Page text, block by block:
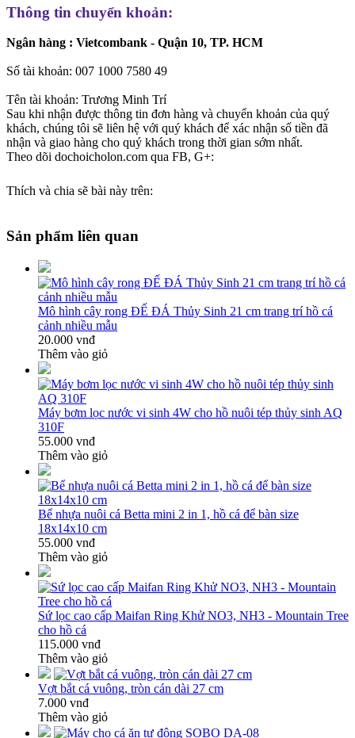
Thông tin chuyển khoản:
Ngân hàng : Vietcombank - Quận 10, TP. HCM
Số tài khoản: 007 1000 7580 49
Tên tài khoản: Trương Minh Trí
Sau khi nhận được thông tin đơn hàng và chuyển khoản của quý
khách, chúng tôi sẽ liên hệ với quý khách để xác nhận số tiền đã
nhận và giao hàng cho quý khách trong thời gian sớm nhất.
Theo dõi dochoicholon.com qua FB, G+:
Thích và chia sẽ bài này trên:
Sản phẩm liên quan
Mô hình cây rong ĐẾ ĐÁ Thủy Sinh 21 cm trang trí hồ cá
cảnh nhiều mẫu
20.000 vnđ
Thêm vào giỏ
Máy bơm lọc nước vi sinh 4W cho hồ nuôi tép thủy sinh AQ
310F
55.000 vnđ
Thêm vào giỏ
Bể nhựa nuôi cá Betta mini 2 in 1, hồ cá để bàn size
18x14x10 cm
55.000 vnđ
Thêm vào giỏ
Sứ lọc cao cấp Maifan Ring Khử NO3, NH3 - Mountain Tree
cho hồ cá
115.000 vnđ
Thêm vào giỏ
Vợt bắt cá vuông, tròn cán dài 27 cm
7.000 vnđ
Thêm vào giỏ